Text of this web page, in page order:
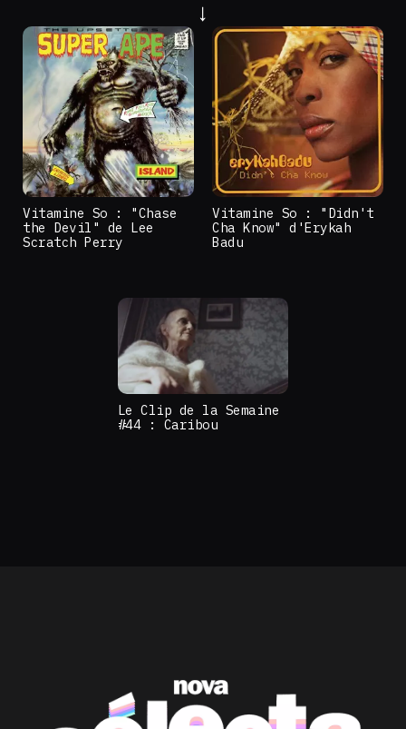
Vitamine So : "Chase
the Devil" de Lee
Scratch Perry
Vitamine So : "Didn't
Cha Know" d'Erykah
Badu
Le Clip de la Semaine
#44 : Caribou